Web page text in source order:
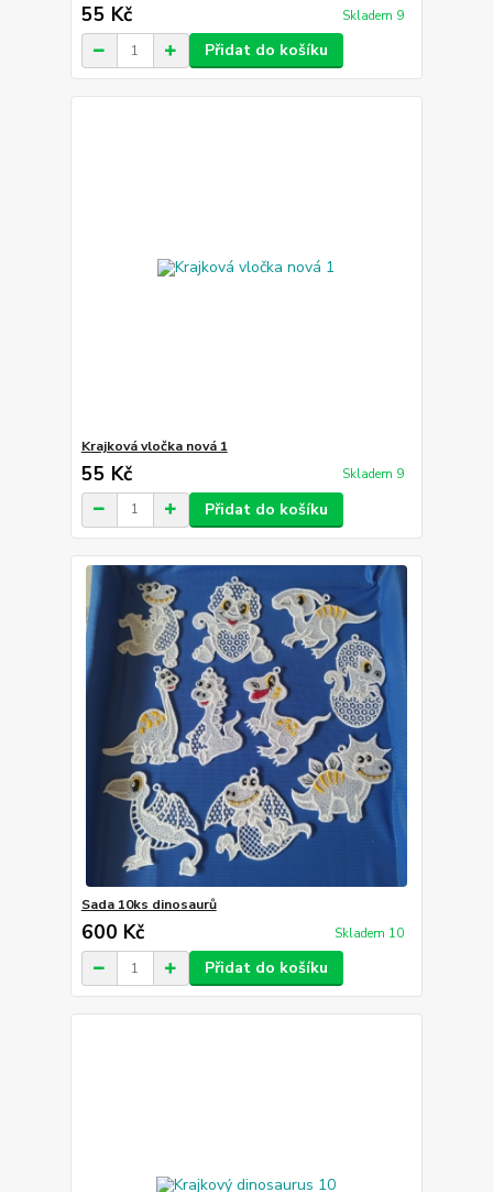
55 Kč Skladem 9
Přidat do košíku
Krajková vločka nová 1
55 Kč Skladem 9
Přidat do košíku
Sada 10ks dinosaurů
600 Kč Skladem 10
Přidat do košíku